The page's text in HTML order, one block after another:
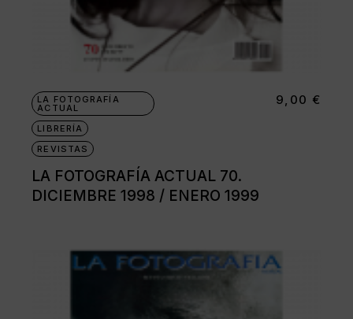
LA FOTOGRAFÍA
ACTUAL
LIBRERÍA
REVISTAS
LA FOTOGRAFÍA ACTUAL 70.
DICIEMBRE 1998 / ENERO 1999
9,00 €